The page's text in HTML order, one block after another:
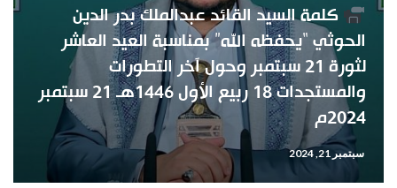
كلمة السيد القائد عبدالملك بدر الدين
الحوثي “يحفظه الله” بمناسبة العيد العاشر
لثورة 21 سبتمبر وحول آخر التطورات
والمستجدات 18 ربيع الأول 1446هـ 21 سبتمبر
2024م
سبتمبر 21, 2024